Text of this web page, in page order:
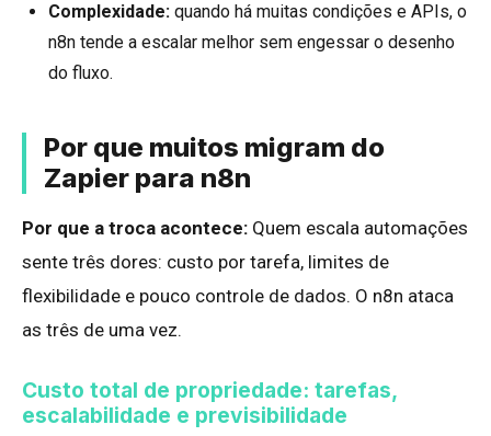
Complexidade: quando há muitas condições e APIs, o
n8n tende a escalar melhor sem engessar o desenho
do fluxo.
Por que muitos migram do
Zapier para n8n
Por que a troca acontece: Quem escala automações
sente três dores: custo por tarefa, limites de
flexibilidade e pouco controle de dados. O n8n ataca
as três de uma vez.
Custo total de propriedade: tarefas,
escalabilidade e previsibilidade